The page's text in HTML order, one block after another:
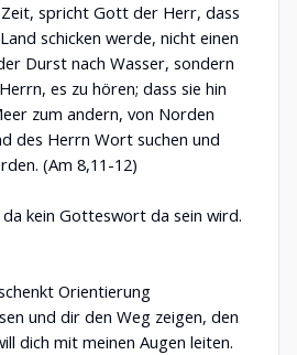
spricht Gott der Herr, dass
schicken werde, nicht einen
Durst nach Wasser, sondern
es zu hören; dass sie hin
zum andern, von Norden
des Herrn Wort suchen und
(Am 8,11-12)
kein Gotteswort da sein wird.
Orientierung
und dir den Weg zeigen, den
dich mit meinen Augen leiten.